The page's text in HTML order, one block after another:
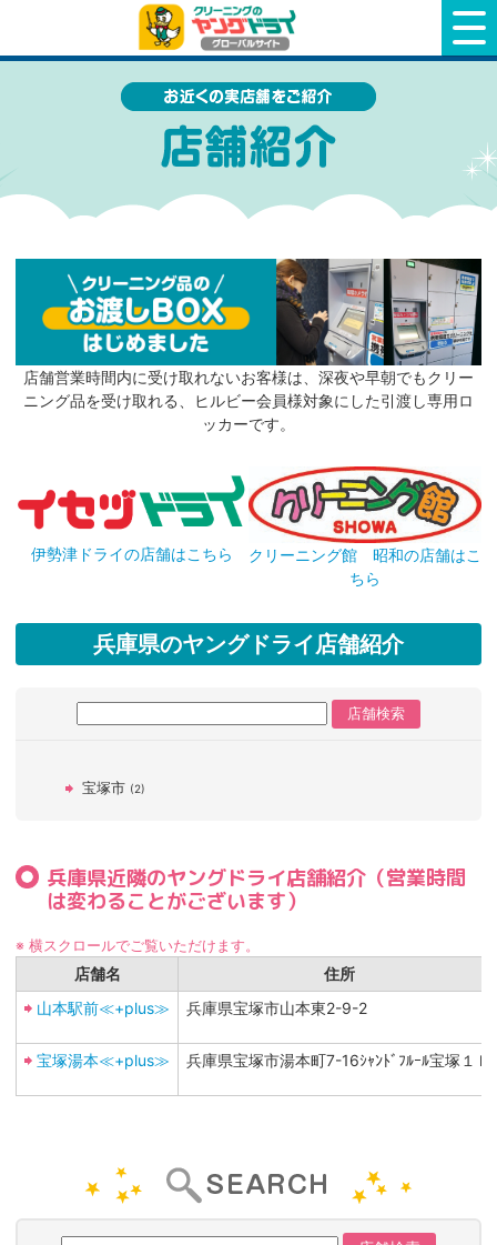
クリーニングのヤングドライ
店舗営業時間内に受け取れないお客様は、深夜や早朝でもクリー
ニング品を受け取れる、ヒルビー会員様対象にした引渡し専用ロ
ッカーです。
伊勢津ドライの店舗はこちら
クリーニング館 昭和の店舗はこ
ちら
兵庫県のヤングドライ店舗紹介
宝塚市 (2)
兵庫県近隣のヤングドライ店舗紹介（営業時間
は変わることがございます）
※ 横スクロールでご覧いただけます。
店舗名
住所
山本駅前≪+plus≫
兵庫県宝塚市山本東2-9-2
宝塚湯本≪+plus≫ 兵庫県宝塚市湯本町7-16ｼｬﾝﾄﾞﾌﾙｰﾙ宝塚１Ｆ